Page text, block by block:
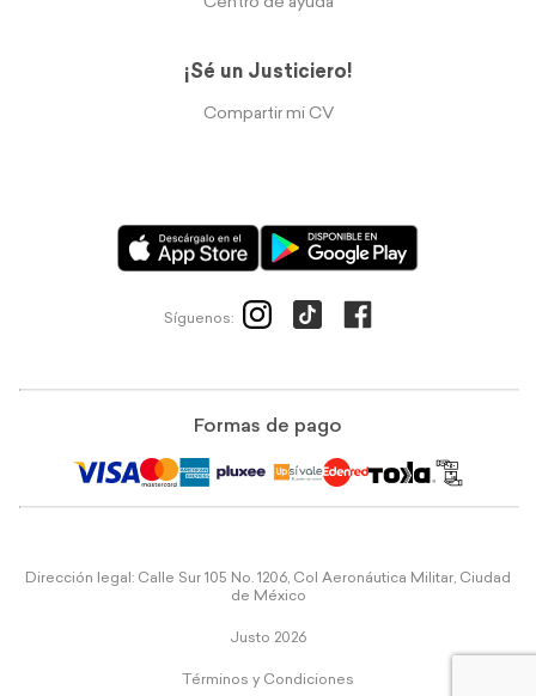
¡Sé un Justiciero!
Compartir mi CV
Síguenos:
Formas de pago
Dirección legal: Calle Sur 105 No. 1206, Col Aeronáutica Militar, Ciudad
de México
Justo 2026
Términos y Condiciones